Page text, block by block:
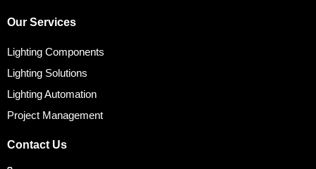
Our Services
Lighting Components
Lighting Solutions
Lighting Automation
Project Management
Contact Us